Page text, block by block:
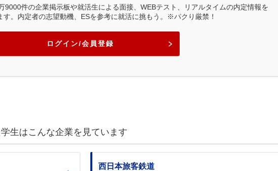
9000件の企業掲示板や就活生による面接、WEBテスト、リアルタイムの内定情報を
す。内定者の志望動機、ESを参考に就活に挑もう。※パクり厳禁！
ログイン/会員登録
生はこんな企業を見ています
西日本旅客鉄道